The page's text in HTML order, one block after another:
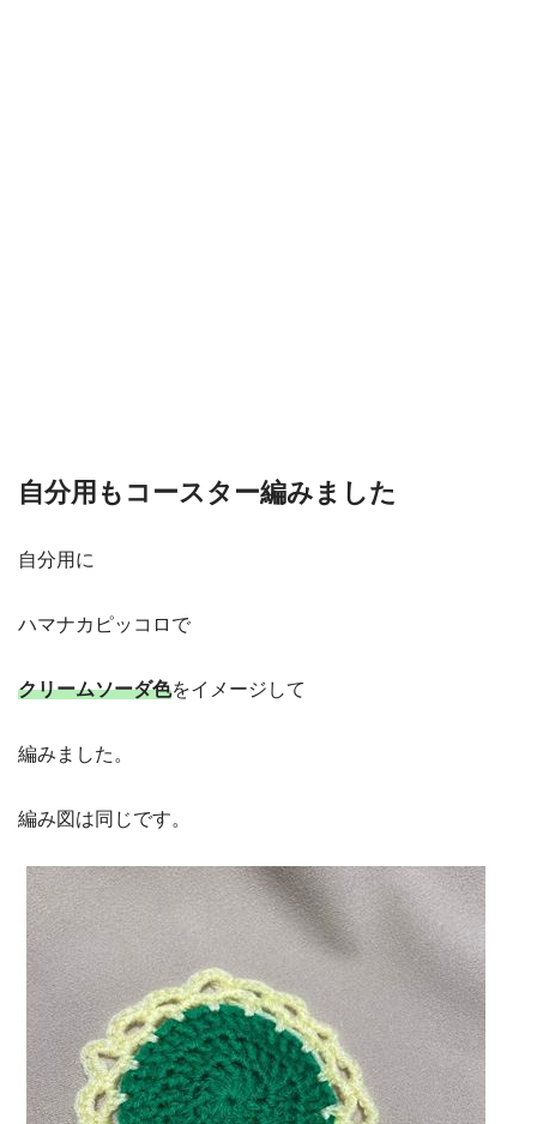
自分用もコースター編みました
自分用に
ハマナカピッコロで
クリームソーダ色をイメージして
編みました。
編み図は同じです。